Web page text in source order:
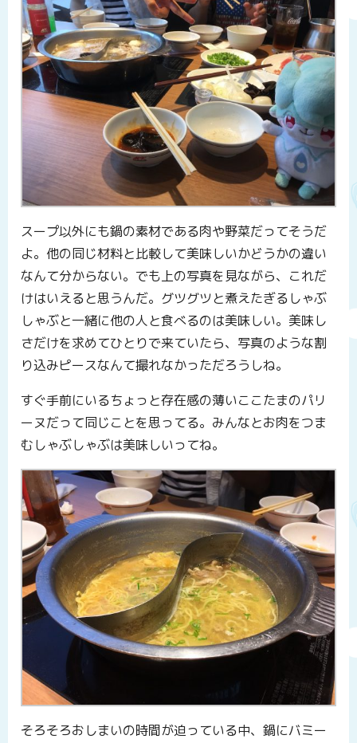
スープ以外にも鍋の素材である肉や野菜だってそうだ
よ。他の同じ材料と比較して美味しいかどうかの違い
なんて分からない。でも上の写真を見ながら、これだ
けはいえると思うんだ。グツグツと煮えたぎるしゃぶ
しゃぶと一緒に他の人と食べるのは美味しい。美味し
さだけを求めてひとりで来ていたら、写真のような割
り込みピースなんて撮れなかっただろうしね。
すぐ手前にいるちょっと存在感の薄いここたまのパリ
ーヌだって同じことを思ってる。みんなとお肉をつま
むしゃぶしゃぶは美味しいってね。
そろそろおしまいの時間が迫っている中、鍋にバミー